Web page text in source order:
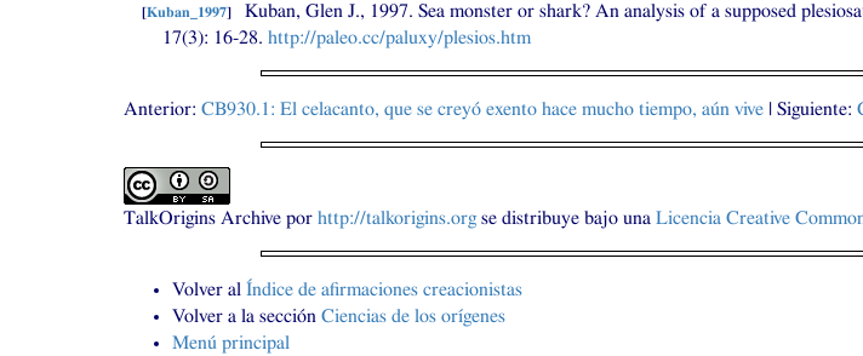
[Kuban_1997] Kuban, Glen J., 1997. Sea monster or shark? An analysis of a supposed
17(3): 16-28. http://paleo.cc/paluxy/plesios.htm
Anterior: CB930.1: El celacanto, que se creyó exento hace mucho tiempo, aún vive | Siguiente:
TalkOrigins Archive por http://talkorigins.orgse distribuye bajo una Licencia Creative
Volver al Índice de afirmaciones creacionistas
Volver a la sección Ciencias de los orígenes
Menú principal